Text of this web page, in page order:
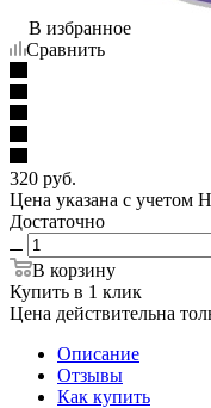
В избранное
Сравнить
320 руб.
Цена указана с учетом
Достаточно
В корзину
Купить в 1 клик
Цена действительна
Описание
Отзывы
Как купить